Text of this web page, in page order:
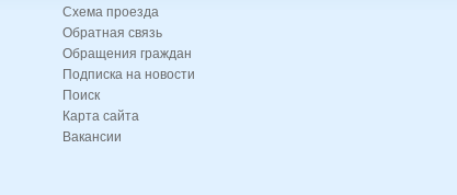
Схема проезда
Обратная связь
Обращения граждан
Подписка на новости
Поиск
Карта сайта
Вакансии